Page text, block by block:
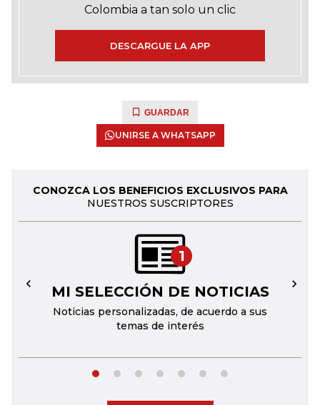
Colombia a tan solo un clic
DESCARGUE LA APP
GUARDAR
UNIRSE A WHATSAPP
CONOZCA LOS BENEFICIOS EXCLUSIVOS PARA
NUESTROS SUSCRIPTORES
1
MI SELECCIÓN DE NOTICIAS
Noticias personalizadas, de acuerdo a sus
temas de interés
← →